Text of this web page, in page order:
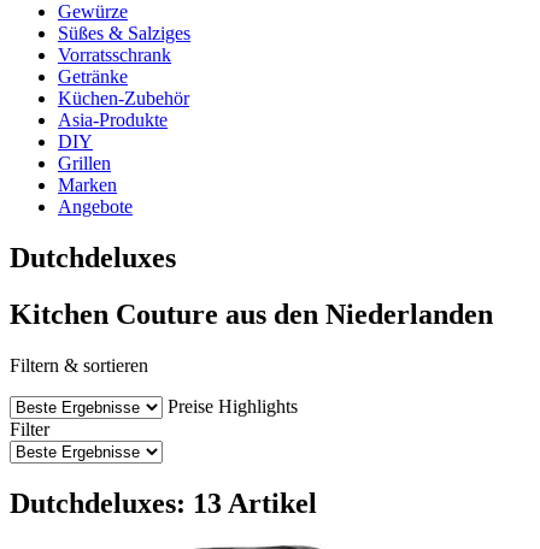
Gewürze
Süßes & Salziges
Vorratsschrank
Getränke
Küchen-Zubehör
Asia-Produkte
DIY
Grillen
Marken
Angebote
Dutchdeluxes
Kitchen Couture aus den Niederlanden
Filtern & sortieren
Preise Highlights
Filter
Dutchdeluxes: 13 Artikel